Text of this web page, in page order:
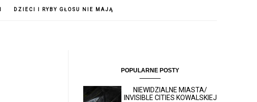
DZIECI I RYBY GŁOSU NIE MAJĄ
POPULARNE POSTY
NIEWIDZIALNE MIASTA/
INVISIBLE CITIES KOWALSKIEJ